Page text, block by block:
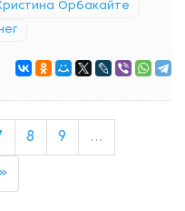
Орбакайте
8 9 …